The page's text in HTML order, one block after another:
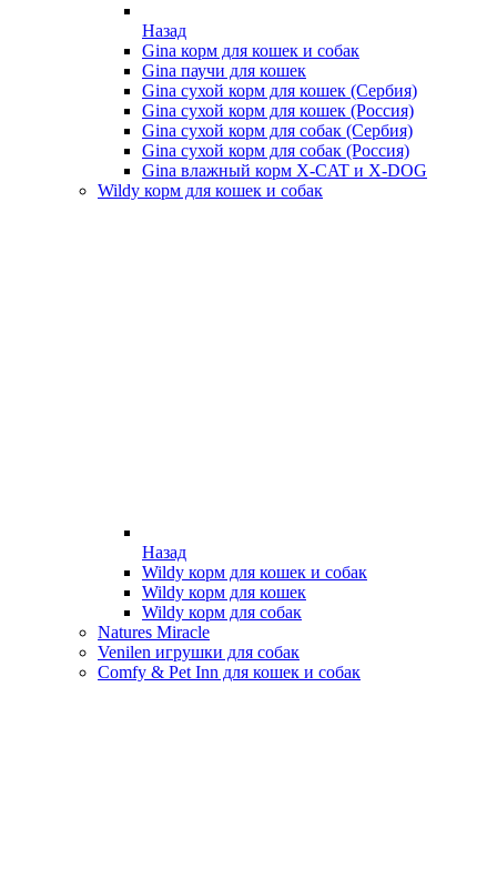
Назад
Gina корм для кошек и собак
Gina паучи для кошек
Gina сухой корм для кошек (Сербия)
Gina сухой корм для кошек (Россия)
Gina сухой корм для собак (Сербия)
Gina сухой корм для собак (Россия)
Gina влажный корм X-CAT и X-DOG
Wildy корм для кошек и собак
Назад
Wildy корм для кошек и собак
Wildy корм для кошек
Wildy корм для собак
Natures Miracle
Venilen игрушки для собак
Comfy & Pet Inn для кошек и собак